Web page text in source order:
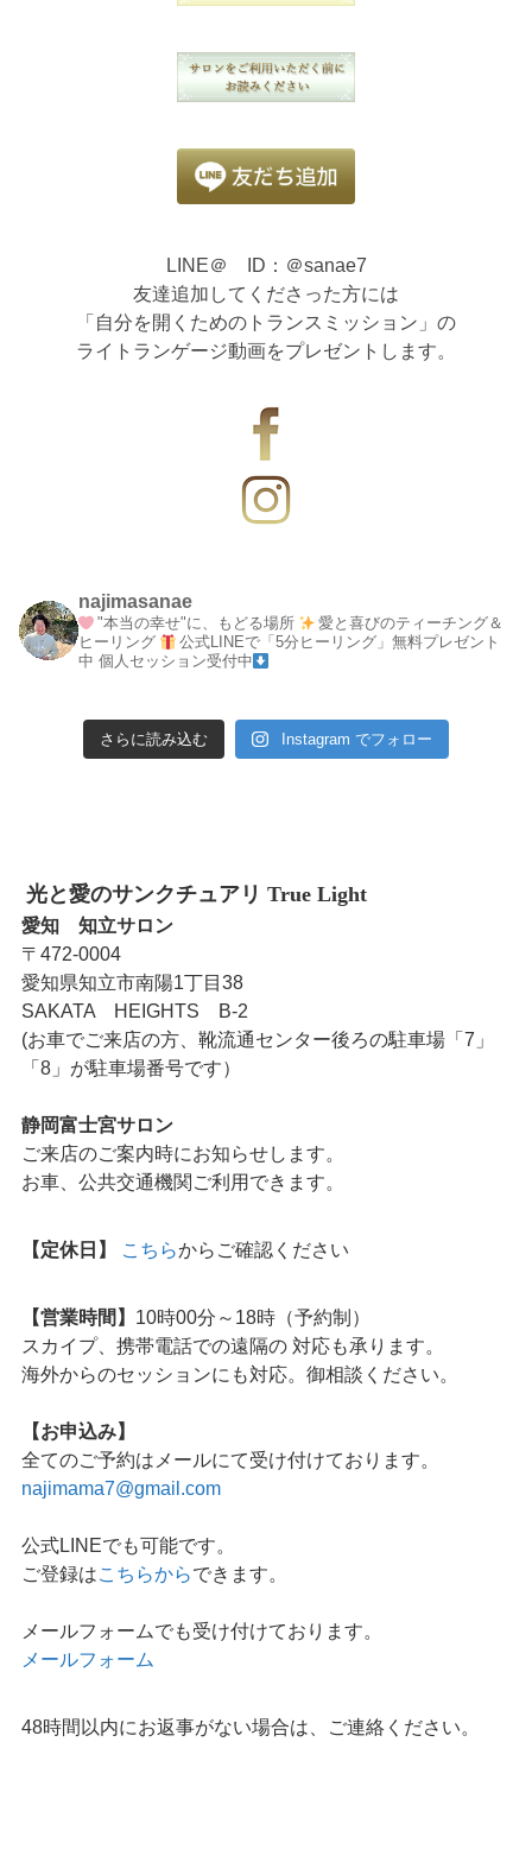
LINE＠ ID：＠sanae7
友達追加してくださった方には
「自分を開くためのトランスミッション」の
ライトランゲージ動画をプレゼントします。
najimasanae
"本当の幸せ"に、もどる場所
愛と喜びのティーチング＆
ヒーリング
公式LINEで「5分ヒーリング」無料プレゼント
中 個人セッション受付中
さらに読み込む Instagram でフォロー
光と愛のサンクチュアリ True Light
愛知 知立サロン
〒472-0004
愛知県知立市南陽1丁目38
SAKATA HEIGHTS B-2
(お車でご来店の方、靴流通センター後ろの駐車場「7」
「8」が駐車場番号です）
静岡富士宮サロン
ご来店のご案内時にお知らせします。
お車、公共交通機関ご利用できます。
【定休日】 こちらからご確認ください
【営業時間】 10時00分～18時（予約制）
スカイプ、携帯電話での遠隔の 対応も承ります。
海外からのセッションにも対応。御相談ください。
【お申込み】
全てのご予約はメールにて受け付けております。
najimama7@gmail.com
公式LINEでも可能です。
ご登録はこちらからできます。
メールフォームでも受け付けております。
メールフォーム
48時間以内にお返事がない場合は、ご連絡ください。